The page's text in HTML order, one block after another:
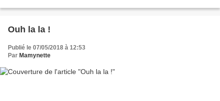
Ouh la la !
Publié le 07/05/2018 à 12:53
Par Mamynette